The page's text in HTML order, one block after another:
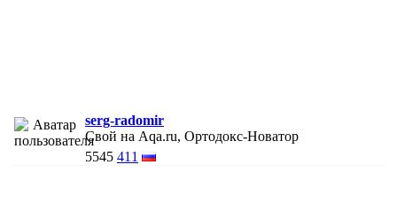
serg-radomir
Свой на Aqa.ru, Ортодокс-Новатор
5545 411